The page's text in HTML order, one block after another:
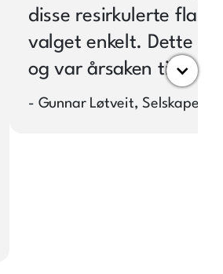
disse resirkulerte
valget enkelt. Dette
og var årsaken til at
- Gunnar Løtveit, Selskapets